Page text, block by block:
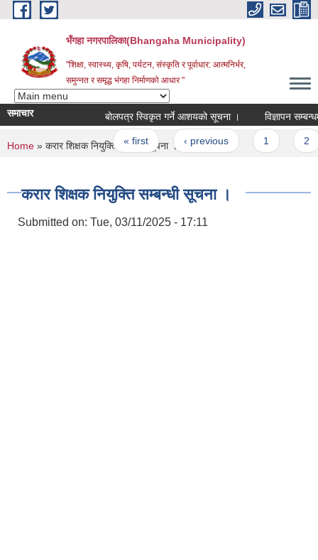
Skip to main content
भँगहा नगरपालिका(Bhangaha Municipality)
"शिक्षा, स्वास्थ्य, कृषि, पर्यटन, संस्कृति र पूर्वाधार: आत्मनिर्भर,
समुन्नत र समृद्ध भंगहा निर्माणको आधार "
समाचार बोलपत्र स्विकृत गर्ने आशयको सूचना । विज्ञापन सम्बन्धमा ।
Pages
« first ‹ previous
You are here
Home » करार शिक्षक नियुक्ति सम्बन्धी सूचना ।
करार शिक्षक नियुक्ति सम्बन्धी सूचना ।
Submitted on: Tue, 03/11/2025 - 17:11